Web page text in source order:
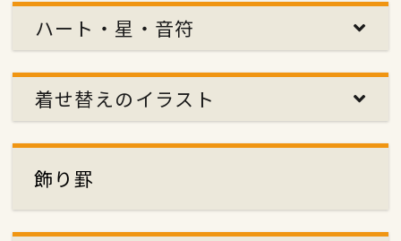
ハート・星・音符
着せ替えのイラスト
飾り罫